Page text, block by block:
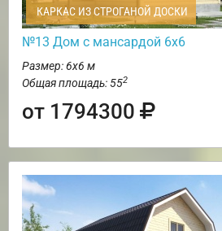
КАРКАС ИЗ СТРОГАНОЙ ДОСКИ
№13 Дом с мансардой 6х6
Размер: 6х6 м
Общая площадь: 552
от 1794300